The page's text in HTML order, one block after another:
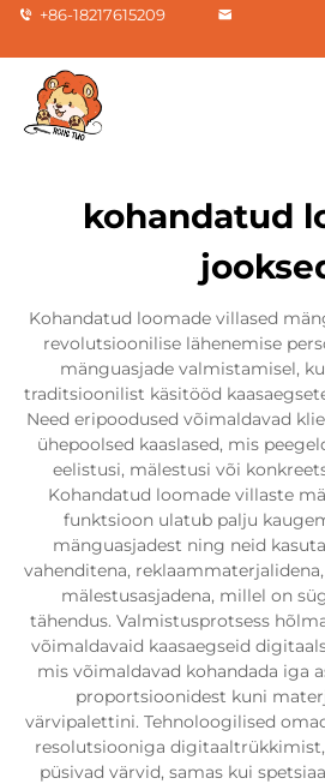
+86-18217615209
kohandatud
Kohandatud loomade villased
revolutsioonilise lähenemise
mänguasjade valmistamisel,
traditsioonilist käsitööd
Need eripoodused võimaldavad
ühepoolsed kaaslased, mis
eelistusi, mälestusi või
Kohandatud loomade villaste
funktsioon ulatub palju
mänguasjadest ning neid
vahenditena,
mälestusasjadena, millel on
tähendus. Valmistusprotsess
võimaldavaid kaasaegseid
mis võimaldavad kohandada iga
proportsioonidest kuni
värvipalettini. Tehnoloogilised
resolutsiooniga
püsivad värvid, samas kui